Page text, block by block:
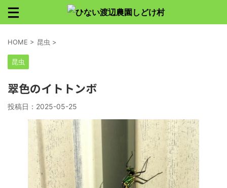
HOME > 昆虫 >
昆虫
翠色のイトトンボ
投稿日： 2025-05-25